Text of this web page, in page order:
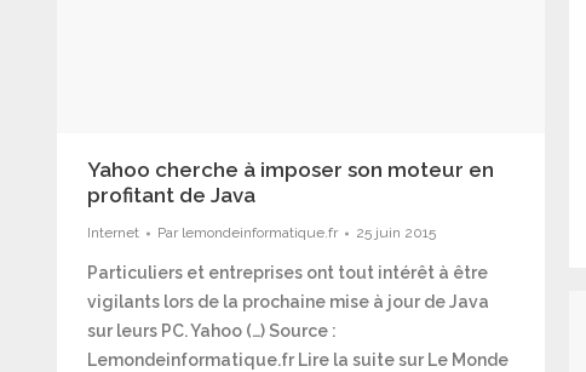
Yahoo cherche à imposer son moteur en
profitant de Java
Internet Par lemondeinformatique.fr 25 juin 2015
Particuliers et entreprises ont tout intérêt à être
vigilants lors de la prochaine mise à jour de Java
sur leurs PC. Yahoo (…) Source :
Lemondeinformatique.fr Lire la suite sur Le Monde